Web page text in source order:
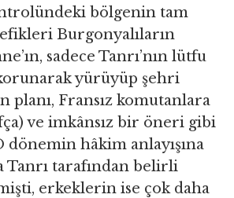
bölgenin tam
Burgonyalıların
sadece Tanrı’nın lütfu
yürüyüp şehri
planı, Fransız komutanlara
ve imkânsız bir öneri gibi
dönemin hâkim anlayışına
Tanrı tarafından belirli
erkeklerin ise çok daha